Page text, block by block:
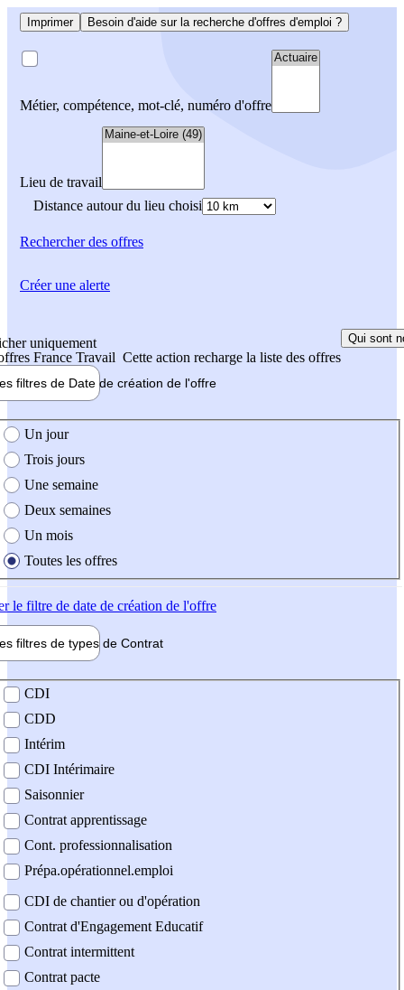
Imprimer Besoin d'aide sur la recherche d'offres d'emploi ?
Métier, compétence, mot-clé, numéro d'offre
Lieu de travail
Distance autour du lieu choisi
Rechercherdes offres
uniquement
France Travail Cette action recharge la liste des offres
Qui sont
filtres de Date de création de l'offre
création de l'offre
Un jour
Trois jours
Une semaine
Deux semaines
Un mois
Toutes les offres
le filtre de date de création de l'offre
filtres de types de Contrat
contrat
CDI
CDD
Intérim
CDI Intérimaire
Saisonnier
Contrat apprentissage
Cont. professionnalisation
Prépa.opérationnel.emploi
CDI de chantier ou d'opération
Contrat d'Engagement Educatif
Contrat intermittent
Contrat pacte
Créer une alerte